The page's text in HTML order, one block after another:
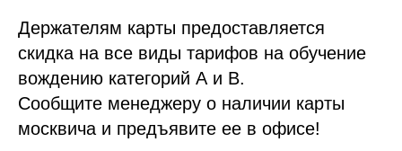
Держателям карты предоставляется
скидка на все виды тарифов на обучение
вождению категорий А и В.
Сообщите менеджеру о наличии карты
москвича и предъявите ее в офисе!